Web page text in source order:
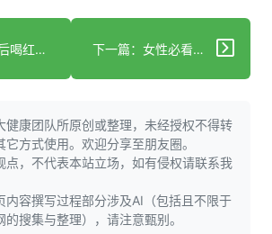
上一篇：产后喝红糖水有讲究！7 - 10天、20克，你知道吗？ 下一篇：女性必看！这样做轻松养护卵巢，掌握衰老主动权！
健康团队所原创或整理，未经授权不得转
方式使用。欢迎分享至朋友圈。
点，不代表本站立场，如有侵权请联系我
内容撰写过程部分涉及AI（包括且不限于
搜集与整理），请注意甄别。